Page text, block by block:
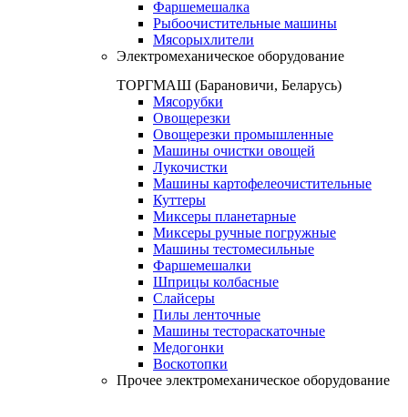
Фаршемешалка
Рыбоочистительные машины
Мясорыхлители
Электромеханическое оборудование
ТОРГМАШ (Барановичи, Беларусь)
Мясорубки
Овощерезки
Овощерезки промышленные
Машины очистки овощей
Лукочистки
Машины картофелеочистительные
Куттеры
Миксеры планетарные
Миксеры ручные погружные
Машины тестомесильные
Фаршемешалки
Шприцы колбасные
Слайсеры
Пилы ленточные
Машины тестораскаточные
Медогонки
Воскотопки
Прочее электромеханическое оборудование